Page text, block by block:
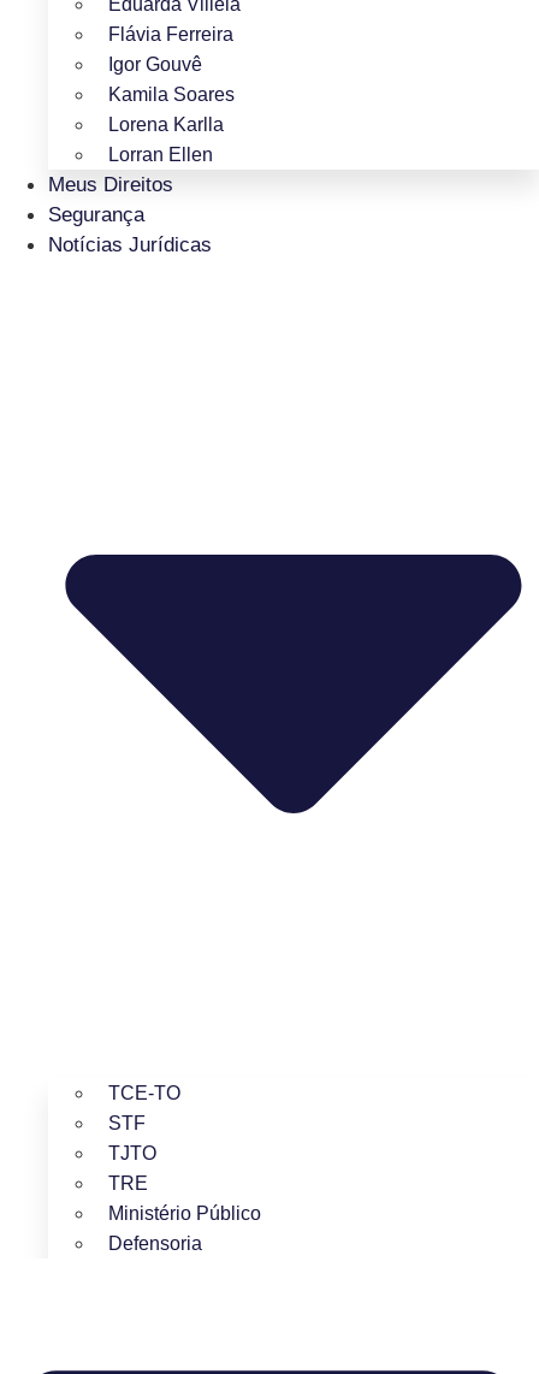
Eduarda Villela
Flávia Ferreira
Igor Gouvê
Kamila Soares
Lorena Karlla
Lorran Ellen
Meus Direitos
Segurança
Notícias Jurídicas
TCE-TO
STF
TJTO
TRE
Ministério Público
Defensoria